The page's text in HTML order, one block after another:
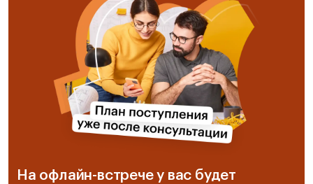
На офлайн-встрече у вас будет